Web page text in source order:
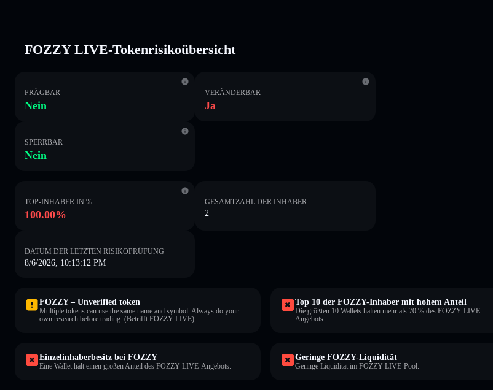
FOZZY LIVE-Tokenrisikoübersicht
PRÄGBAR
Nein
VERÄNDERBAR
Ja
SPERRBAR
Nein
TOP-INHABER IN %
100.00%
GESAMTZAHL DER INHABER
2
DATUM DER LETZTEN RISIKOPRÜFUNG
8/6/2026, 10:13:12 PM
FOZZY – Unverified token
Multiple tokens can use the same name and symbol. Always do your
own research before trading. (Betrifft FOZZY LIVE).
Top 10 der FOZZY-Inhaber mit hohem Anteil
Die größten 10 Wallets halten mehr als 70 % des FOZZY LIVE-
Angebots.
Einzelinhaberbesitz bei FOZZY
Eine Wallet hält einen großen Anteil des FOZZY LIVE-Angebots.
Geringe FOZZY-Liquidität
Geringe Liquidität im FOZZY LIVE-Pool.